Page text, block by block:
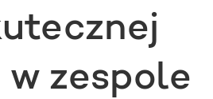
zespole